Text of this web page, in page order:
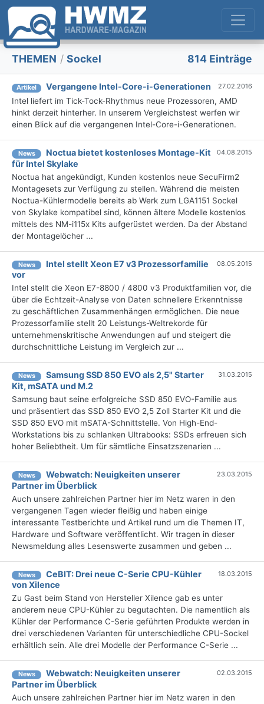
THEMEN / Sockel 814 Einträge
Artikel Vergangene Intel-Core-i-Generationen 27.02.2016
Intel liefert im Tick-Tock-Rhythmus neue Prozessoren, AMD
hinkt derzeit hinterher. In unserem Vergleichstest werfen wir
einen Blick auf die vergangenen Intel-Core-i-Generationen.
News
Noctua bietet kostenloses Montage-Kit
für Intel Skylake
04.08.2015
Noctua hat angekündigt, Kunden kostenlos neue SecuFirm2
Montagesets zur Verfügung zu stellen. Während die meisten
Noctua-Kühlermodelle bereits ab Werk zum LGA1151 Sockel
von Skylake kompatibel sind, können ältere Modelle kostenlos
mittels des NM-i115x Kits aufgerüstet werden. Da der Abstand
der Montagelöcher ...
News
Intel stellt Xeon E7 v3 Prozessorfamilie
vor
08.05.2015
Intel stellt die Xeon E7-8800 / 4800 v3 Produktfamilien vor, die
über die Echtzeit-Analyse von Daten schnellere Erkenntnisse
zu geschäftlichen Zusammenhängen ermöglichen. Die neue
Prozessorfamilie stellt 20 Leistungs-Weltrekorde für
unternehmenskritische Anwendungen auf und steigert die
durchschnittliche Leistung im Vergleich zur ...
News
Samsung SSD 850 EVO als 2,5" Starter
Kit, mSATA und M.2
31.03.2015
Samsung baut seine erfolgreiche SSD 850 EVO-Familie aus
und präsentiert das SSD 850 EVO 2,5 Zoll Starter Kit und die
SSD 850 EVO mit mSATA-Schnittstelle. Von High-End-
Workstations bis zu schlanken Ultrabooks: SSDs erfreuen sich
hoher Beliebtheit. Um für sämtliche Einsatzszenarien ...
News
Webwatch: Neuigkeiten unserer
Partner im Überblick
23.03.2015
Auch unsere zahlreichen Partner hier im Netz waren in den
vergangenen Tagen wieder fleißig und haben einige
interessante Testberichte und Artikel rund um die Themen IT,
Hardware und Software veröffentlicht. Wir tragen in dieser
Newsmeldung alles Lesenswerte zusammen und geben ...
News
CeBIT: Drei neue C-Serie CPU-Kühler
von Xilence
18.03.2015
Zu Gast beim Stand von Hersteller Xilence gab es unter
anderem neue CPU-Kühler zu begutachten. Die namentlich als
Kühler der Performance C-Serie geführten Produkte werden in
drei verschiedenen Varianten für unterschiedliche CPU-Sockel
erhältlich sein. Alle drei Modelle der Performance C-Serie ...
News
Webwatch: Neuigkeiten unserer
Partner im Überblick
02.03.2015
Auch unsere zahlreichen Partner hier im Netz waren in den